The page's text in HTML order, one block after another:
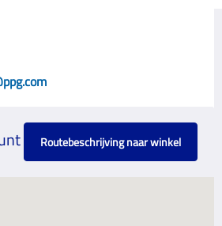
Routebeschrijving naar winkel